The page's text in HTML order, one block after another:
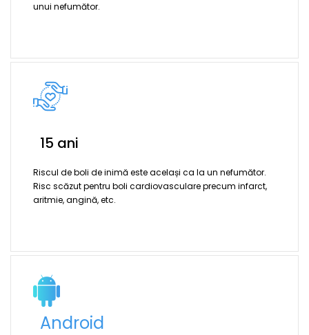
unui nefumător.
15 ani
Riscul de boli de inimă este același ca la un nefumător.
Risc scăzut pentru boli cardiovasculare precum infarct,
aritmie, angină, etc.
Android